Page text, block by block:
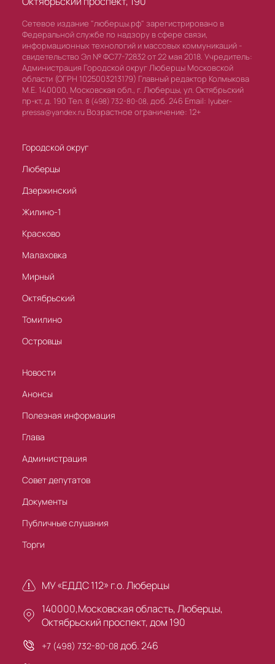
Сетевое издание "люберцы.рф" зарегистрировано в
Федеральной службе по надзору в сфере связи,
информационных технологий и массовых коммуникаций -
свидетельство Эл № ФС77-72832 от 22 мая 2018. Учредитель:
Администрация Городской округ Люберцы Московской
области (ОГРН 1025003213179) Главный редактор Колмыкова
М.Е. 140000, Московская обл., г. Люберцы, ул. Октябрьский
пр-кт, д. 190 Тел. 8 (498) 732-80-08, доб. 246 Email: lyuber-
pressa@yandex.ru Возрастное ограничение: 12+
Городской округ
Люберцы
Дзержинский
Жилино-1
Красково
Малаховка
Мирный
Октябрьский
Томилино
Островцы
Новости
Анонсы
Полезная информация
Глава
Администрация
Совет депутатов
Документы
Публичные слушания
Торги
МУ «ЕДДС 112» г.о. Люберцы
140000,Московская область, Люберцы,
Октябрьский проспект, дом 190
+7 (498) 732-80-08 доб. 246